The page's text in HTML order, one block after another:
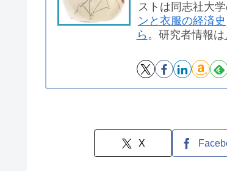
ストは同志社大
ンと衣服の経済史
ら 。研究者情報は
X